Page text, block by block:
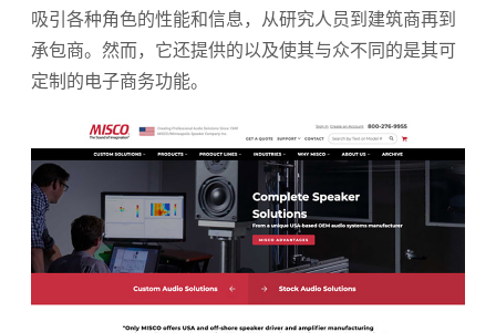
吸引各种角色的性能和信息，从研究人员到建筑商再到
承包商。然而，它还提供的以及使其与众不同的是其可
定制的电子商务功能。